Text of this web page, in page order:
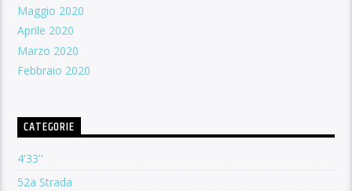
Maggio 2020
Aprile 2020
Marzo 2020
Febbraio 2020
CATEGORIE
4'33''
52a Strada